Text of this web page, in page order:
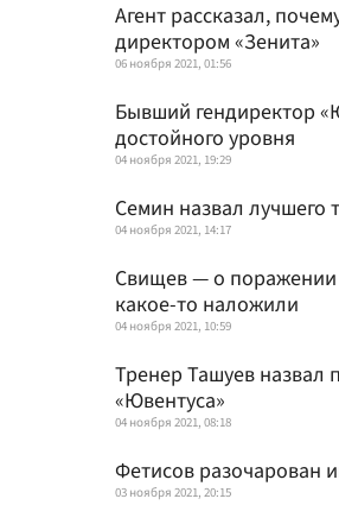
Агент рассказал,
директором «Зенита»
06 ноября 2021, 01:56
Бывший гендиректор
достойного уровня
04 ноября 2021, 19:29
Семин назвал лучшего
04 ноября 2021, 14:17
Свищев — о поражении
какое-то наложили
04 ноября 2021, 10:59
Тренер Ташуев назвал
«Ювентуса»
04 ноября 2021, 08:18
Фетисов разочарован
03 ноября 2021, 20:15